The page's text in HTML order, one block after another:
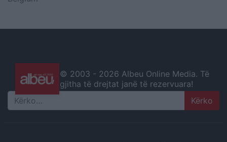
© 2003 - 2026 Albeu Online Media. Të
gjitha të drejtat janë të rezervuara!
Search